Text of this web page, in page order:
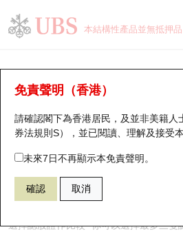
本結構性產品並無抵押品
免責聲明（香港）
請確認閣下為香港居民，及並非美籍人
券法規則S），並已閱讀、理解及接受
未來7日不再顯示本免責聲明。
確認 取消
認股證分析儀
表現 街貨統計 比較
26005 瑞銀認購 1876 百
選擇認股證作比較*你可以選擇最多三隻
瑞銀認股證一覽
新發行瑞銀認股證
即將到期認股證
認股證到期結算價查詢
認股證分析儀
街貨統計
比較
牛熊全景快搜
牛熊證搜尋
牛熊證街貨分佈圖
正股牛熊證列表
新發行瑞銀牛熊證
街貨統計
比較
十大升幅/跌幅
十大認股證成交分佈
十天股證佔大市成交
資金流
街貨統計
正股分析儀
二十大活躍股份
恒指成份股
國指成份股
科指成份股
持股比重
顯示所有持股比重
每月輪證大市專題
輪證專欄
講座及教育短片
認股證投資者教育
牛熊證投資者教育